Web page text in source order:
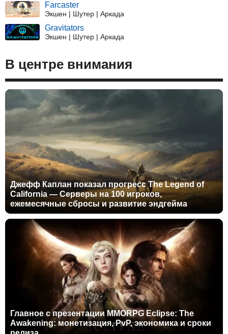
Farcaster
Экшен | Шутер | Аркада
Gravitators
Экшен | Шутер | Аркада
В центре внимания
Джефф Каплан показал прогресс The Legend of
California — Серверы на 100 игроков,
ежемесячные сбросы и развитие эндгейма
Главное с презентации MMORPG Eclipse: The
Awakening: монетизация, PvP, экономика и сроки